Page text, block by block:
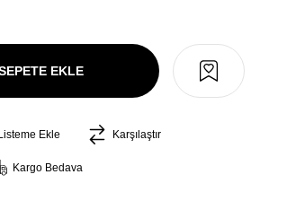
Ekle Karşılaştır
Kargo Bedava